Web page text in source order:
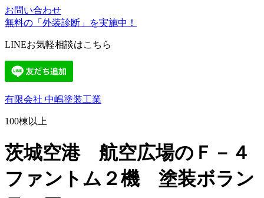
お問い合わせ
無料の「外装診断」を実施中！
LINEお気軽相談はこちら
有限会社 中嶋塗装工業
100棟以上
茨城空港 航空広場のＦ－４
ファントム２機 塗装ボラン